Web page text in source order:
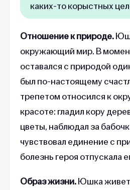
каких-то корыстных
Отношение к природе.
окружающий мир. В
оставался с природой
был по-настоящему
трепетом относился к
красоте: гладил кору
цветы, наблюдал за
чувствовал единение с
болезнь героя отпускала
Образ жизни.Юшка живет